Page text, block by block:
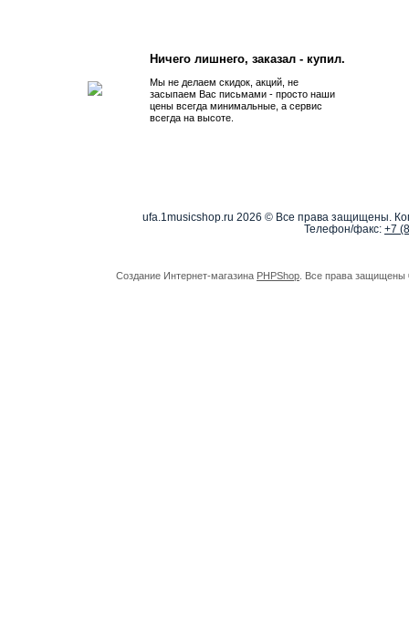
Ничего лишнего, заказал - купил.
Мы не делаем скидок, акций, не
засыпаем Вас письмами - просто наши
цены всегда минимальные, а сервис
всегда на высоте.
ufa.1musicshop.ru 2026 © Все права защищены.
Телефон/факс: +7
Создание Интернет-магазина PHPShop . Все права защищены